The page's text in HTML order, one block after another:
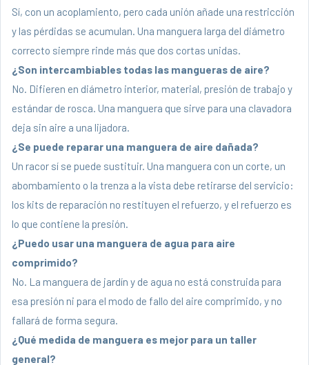
Sí, con un acoplamiento, pero cada unión añade una restricción
y las pérdidas se acumulan. Una manguera larga del diámetro
correcto siempre rinde más que dos cortas unidas.
¿Son intercambiables todas las mangueras de aire?
No. Difieren en diámetro interior, material, presión de trabajo y
estándar de rosca. Una manguera que sirve para una clavadora
deja sin aire a una lijadora.
¿Se puede reparar una manguera de aire dañada?
Un racor sí se puede sustituir. Una manguera con un corte, un
abombamiento o la trenza a la vista debe retirarse del servicio:
los kits de reparación no restituyen el refuerzo, y el refuerzo es
lo que contiene la presión.
¿Puedo usar una manguera de agua para aire
comprimido?
No. La manguera de jardín y de agua no está construida para
esa presión ni para el modo de fallo del aire comprimido, y no
fallará de forma segura.
¿Qué medida de manguera es mejor para un taller
general?